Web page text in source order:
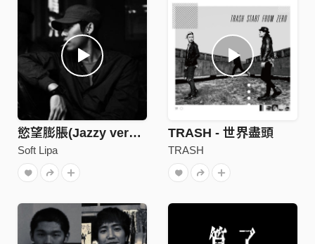
慾望膨脹(Jazzy version)
Soft Lipa
TRASH - 世界盡頭
TRASH